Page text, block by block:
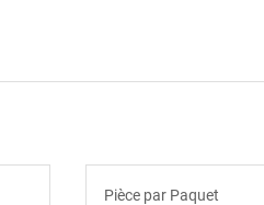
Pièce par Paquet